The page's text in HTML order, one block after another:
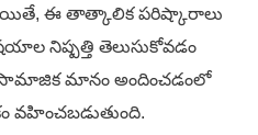
ఈ తాత్కాలిక పరిష్కారాలు
నిష్పత్తి తెలుసుకోవడం
సామాజిక మానం అందించడంలో